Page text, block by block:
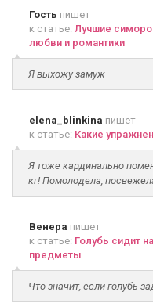
Гость пишет
к статье: Лучшие
любви и романтики
Я выхожу замуж
elena_blinkina пишет
к статье: Какие
Я тоже кардинально
кг! Помолодела,
Венера пишет
к статье: Голубь сидит
предметы
Что значит, если голубь